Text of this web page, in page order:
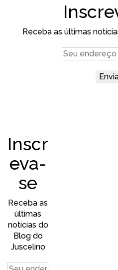
Receba as últimas
Inscr
eva-
se
Receba as
últimas
notícias do
Blog do
Juscelino